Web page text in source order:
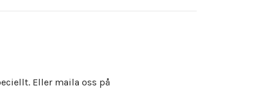
Eller maila oss på